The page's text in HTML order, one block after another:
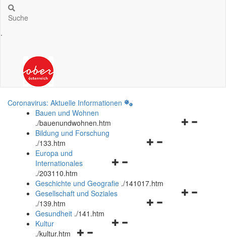
Suche
.
Coronavirus: Aktuelle Informationen
Bauen und Wohnen
./bauenundwohnen.htm
Navigationsmenü
Bildung und Forschung
./133.htm
Navigationsmenü
und
schließen
Europa und
Internationales
./203110.htm
Geschichte und Geografie ./141017.htm
Navigationsmenü
Gesellschaft und Soziales
./139.htm
Navigationsmenü
Gesundheit ./141.htm
Navigationsmenü
Kultur
./kultur.htm